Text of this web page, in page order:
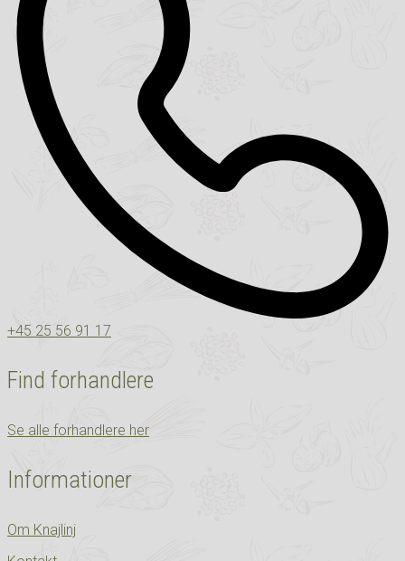
+45 25 56 91 17
Find forhandlere
Se alle forhandlere her
Informationer
Om Knajlinj